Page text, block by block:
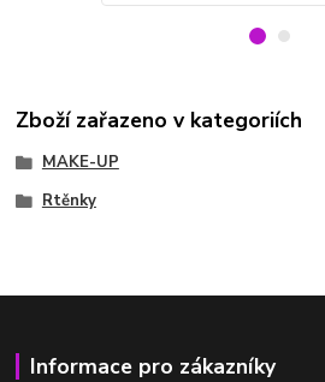
Zboží zařazeno v kategoriích
MAKE-UP
Rtěnky
Informace pro zákazníky